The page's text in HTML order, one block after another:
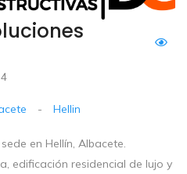
- Hellin
en Hellín, Albacete.
edificación residencial de lujo y